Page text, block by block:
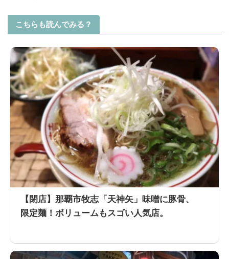
こちらも読んでみる？
【閉店】那覇市牧志「天神矢」味噌に豚骨、
限定麺！ボリュームもスゴい人気店。